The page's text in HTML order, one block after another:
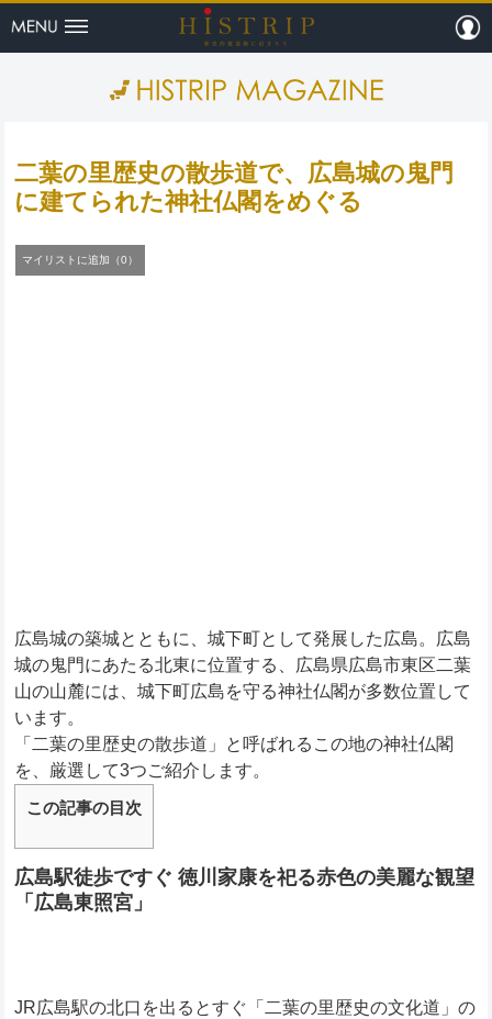
HISTRIP（
二葉の里歴史の散歩道で、広島城の鬼門
に建てられた神社仏閣をめぐる
広島城の築城とともに、城下町として発展した広島。広島
城の鬼門にあたる北東に位置する、広島県広島市東区二葉
山の山麓には、城下町広島を守る神社仏閣が多数位置して
います。
「二葉の里歴史の散歩道」と呼ばれるこの地の神社仏閣
を、厳選して3つご紹介します。
この記事の目次
広島駅徒歩ですぐ 徳川家康を祀る赤色の美麗な観望
「広島東照宮」
JR広島駅の北口を出るとすぐ「二葉の里歴史の文化道」の